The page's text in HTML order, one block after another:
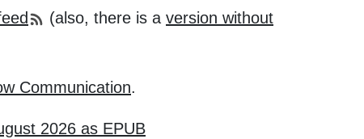
(also, there is a version without
Communication.
2026 as EPUB